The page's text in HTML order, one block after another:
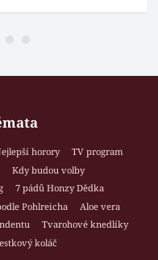
horory
TV program
Kdy budou volby
7 pádů Honzy Dědka
Pohlreicha
Aloe vera
Tvarohové knedlíky
koláč